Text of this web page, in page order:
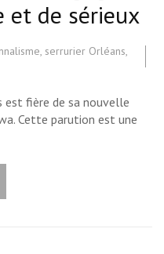
et de sérieux
, serrurier Orléans,
est fière de sa nouvelle
Cette parution est une